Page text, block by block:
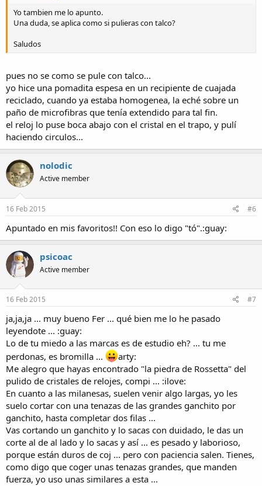
Yo tambien me lo apunto.
Una duda, se aplica como si pulieras con talco?
Saludos
pues no se como se pule con talco...
yo hice una pomadita espesa en un recipiente de cuajada
reciclado, cuando ya estaba homogenea, la eché sobre un
paño de microfibras que tenía extendido para tal fin.
el reloj lo puse boca abajo con el cristal en el trapo, y pulí
haciendo circulos...
nolodic
Active member
16 Feb 2015 #6
Apuntado en mis favoritos!! Con eso lo digo "tó".:guay:
psicoac
Active member
16 Feb 2015 #7
ja,ja,ja ... muy bueno Fer ... qué bien me lo he pasado
leyendote ... :guay:
Lo de tu miedo a las marcas es de estudio eh? ... tu me
perdonas, es bromilla ...
arty:
Me alegro que hayas encontrado "la piedra de Rossetta" del
pulido de cristales de relojes, compi ... :ilove:
En cuanto a las milanesas, suelen venir algo largas, yo les
suelo cortar con una tenazas de las grandes ganchito por
ganchito, hasta completar dos filas ...
Vas cortando un ganchito y lo sacas con duidado, le das un
corte al de al lado y lo sacas y así ... es pesado y laborioso,
porque están duros de coj ... pero con paciencia salen. Tienes,
como digo que coger unas tenazas grandes, que manden
fuerza, yo uso unas similares a esta ...